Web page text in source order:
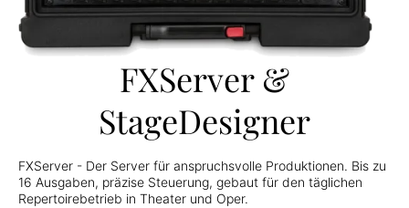
FXServer &
StageDesigner
FXServer - Der Server für anspruchsvolle Produktionen. Bis zu
16 Ausgaben, präzise Steuerung, gebaut für den täglichen
Repertoirebetrieb in Theater und Oper.